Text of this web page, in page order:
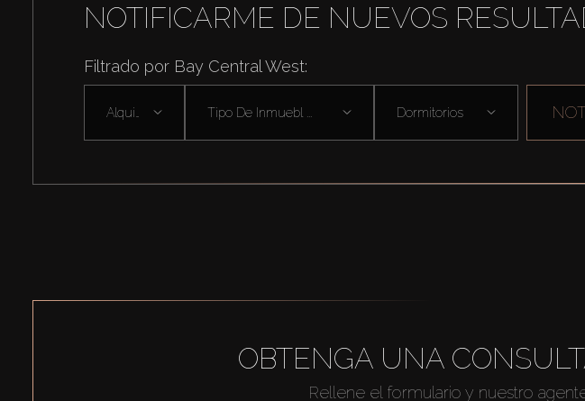
NOTIFICARME DE NUEVOS
Filtrado por Bay Central West:
Tipo De Inmuebl ... Dormitorios
OBTENGA UNA
Rellene el formulario y nuestro